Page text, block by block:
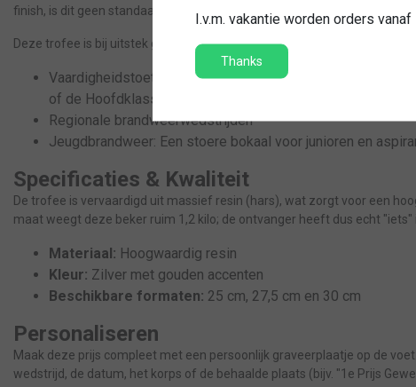
finish, is dit geen standaard beker, maar een echt pronkstuk voor in de
Deze trofee is bij uitstek geschikt als hoofdprijs voor diverse
Vaardigheidstoetsen (ABWC): Een perfecte beloning voor
of de Hoofdklasse.
Regionale brandweerwedstrijden
Jeugdbrandweer: Een stoere bokaal voor junioren en
Specificaties & Kwaliteit
De trofee is vervaardigd uit massief resin (hars), wat zorgt voor een
maat weegt deze beker ruim 1,2 kilo; de ontvanger heeft dus echt "iets"
Materiaal: Hoogwaardig resin
Kleur: Zilver met gouden accenten
Beschikbare formaten: 25 cm, 27,5 cm en 30 cm
Personaliseren
Maak deze prijs compleet met een persoonlijk graveerplaatje op de
wedstrijd, de datum, het korps of de behaalde plaats (bijv. "1e Prijs
I.v.m. vakantie worden orders
Thanks